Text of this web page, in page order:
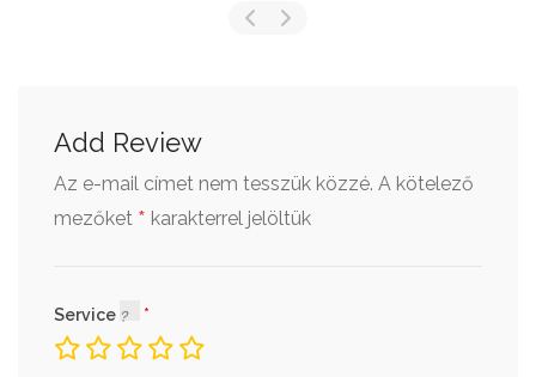
Add Review
Az e-mail címet nem tesszük közzé. A kötelező
mezőket * karakterrel jelöltük
Service